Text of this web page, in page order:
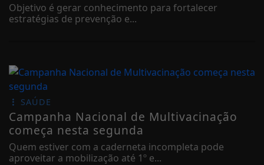
Objetivo é gerar conhecimento para fortalecer
estratégias de prevenção e...
SAÚDE
Campanha Nacional de Multivacinação
começa nesta segunda
Quem estiver com a caderneta incompleta pode
aproveitar a mobilização até 1º e...